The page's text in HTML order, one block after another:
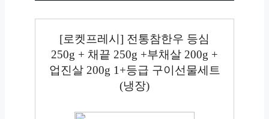
[로켓프레시] 전통참한우 등심
250g + 채끝 250g +부채살 200g +
업진살 200g 1+등급 구이선물세트
(냉장)